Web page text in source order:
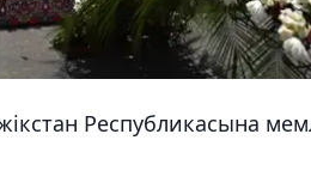
Республикасына